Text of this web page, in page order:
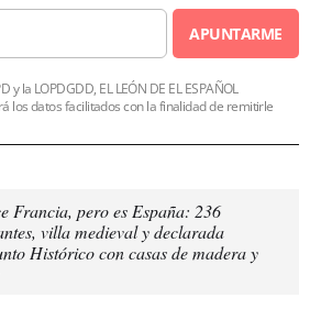
APUNTARME
y la LOPDGDD, EL LEÓN DE EL ESPAÑOL
los datos facilitados con la finalidad de remitirle
Francia, pero es España: 236
villa medieval y declarada
Histórico con casas de madera y